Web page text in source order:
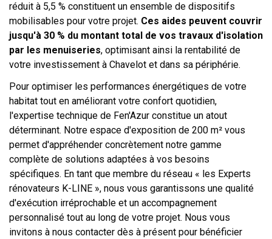
réduit à 5,5 % constituent un ensemble de dispositifs
mobilisables pour votre projet. Ces aides peuvent couvrir
jusqu'à 30 % du montant total de vos travaux d'isolation
par les menuiseries, optimisant ainsi la rentabilité de
votre investissement à Chavelot et dans sa périphérie.
Pour optimiser les performances énergétiques de votre
habitat tout en améliorant votre confort quotidien,
l'expertise technique de Fen'Azur constitue un atout
déterminant. Notre espace d'exposition de 200 m² vous
permet d'appréhender concrètement notre gamme
complète de solutions adaptées à vos besoins
spécifiques. En tant que membre du réseau « les Experts
rénovateurs K-LINE », nous vous garantissons une qualité
d'exécution irréprochable et un accompagnement
personnalisé tout au long de votre projet. Nous vous
invitons à nous contacter dès à présent pour bénéficier